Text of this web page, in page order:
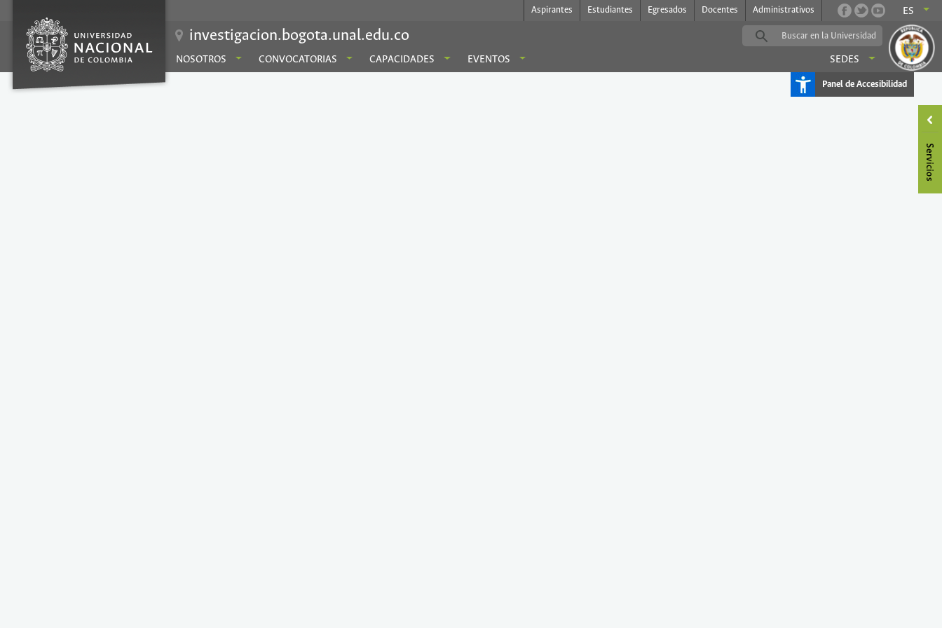
Aspirantes Estudiantes Egresados Docentes Administrativos ES
investigacion.bogota.unal.edu.co
NOSOTROS CONVOCATORIAS CAPACIDADES EVENTOS SEDES
Panel de Accesibilidad